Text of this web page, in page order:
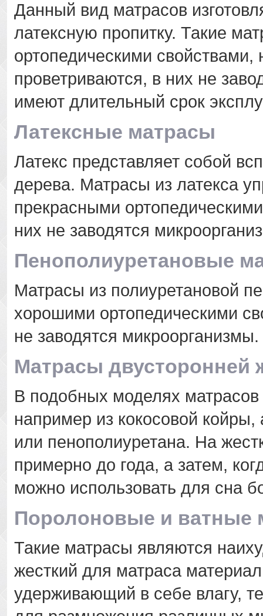
Данный вид матрасов
латексную пропитку. Такие
ортопедическими
проветриваются, в них не
имеют длительный срок
Латексные матрасы
Латекс представляет собой
дерева. Матрасы из латекса
прекрасными
них не заводятся
Пенополиуретановые
Матрасы из полиуретановой
хорошими ортопедическими
не заводятся микроорганизмы.
Матрасы двусторонней
В подобных моделях
например из кокосовой койры,
или пенополиуретана. На
примерно до года, а затем,
можно использовать для сна
Поролоновые и ватные
Такие матрасы являются
жесткий для матраса
удерживающий в себе влагу,